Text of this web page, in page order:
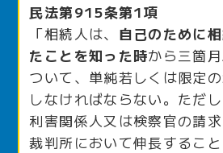
民法第915条第1項
「相続人は、 自己のために
たことを知った時から三箇
ついて、単純若しくは限定
しなければならない。ただし
利害関係人又は検察官の請
裁判所において伸長すること